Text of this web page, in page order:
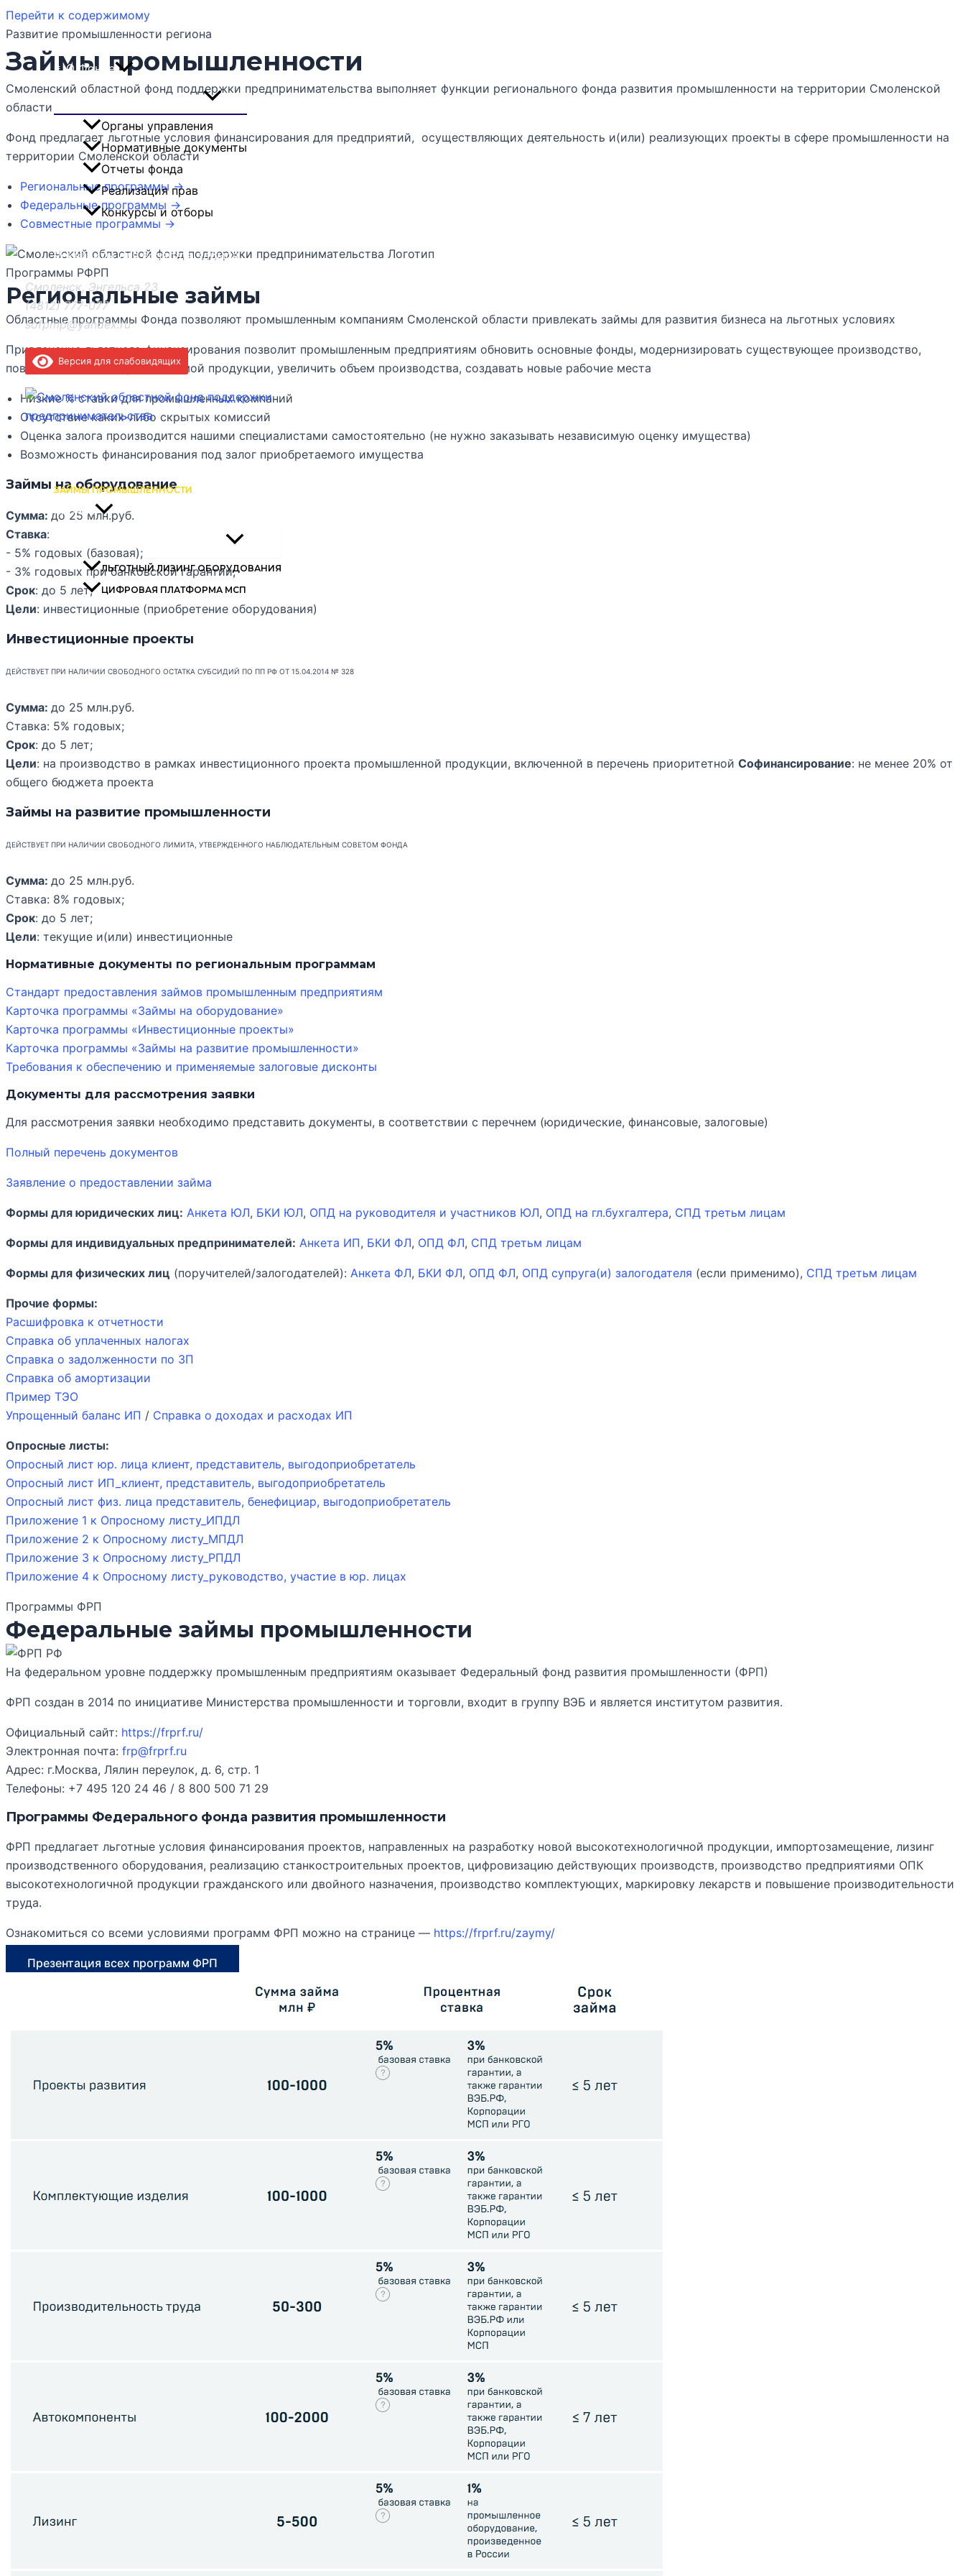
Перейти к содержимому
≡ О Фонде
Переключатель меню
Органы управления
Нормативные документы
Отчеты фонда
Реализация прав
Конкурсы и отборы
Новости
Реквизиты для возврата займов
Смоленск, Энгельса 23
(4812) 777-077
sofpmp@yandex.ru
Версия для слабовидящих
МИКРОЗАЙМЫ
ЗАЙМЫ ПРОМЫШЛЕННОСТИ
ПРОЧИЕ
ЛЬГОТНЫЙ ЛИЗИНГ ОБОРУДОВАНИЯ
ЦИФРОВАЯ ПЛАТФОРМА МСП
Развитие промышленности региона
Займы промышленности
Смоленский областной фонд поддержки предпринимательства выполняет функции регионального фонда развития промышленности на территории Смоленской
области
Фонд предлагает льготные условия финансирования для предприятий, осуществляющих деятельность и(или) реализующих проекты в сфере промышленности на
территории Смоленской области
Региональные программы →
Федеральные программы →
Совместные программы →
Программы РФРП
Региональные займы
Областные программы Фонда позволяют промышленным компаниям Смоленской области привлекать займы для развития бизнеса на льготных условиях
Привлечение льготного финансирования позволит промышленным предприятиям обновить основные фонды, модернизировать существующее производство,
повысить качество производимой продукции, увеличить объем производства, создавать новые рабочие места
Низкие % ставки для промышленных компаний
Отсутствие каких-либо скрытых комиссий
Оценка залога производится нашими специалистами самостоятельно (не нужно заказывать независимую оценку имущества)
Возможность финансирования под залог приобретаемого имущества
Займы на оборудование
Сумма: до 25 млн.руб.
Ставка:
- 5% годовых (базовая);
- 3% годовых при банковской гарантии;
Срок: до 5 лет;
Цели: инвестиционные (приобретение оборудования)
Инвестиционные проекты
ДЕЙСТВУЕТ ПРИ НАЛИЧИИ СВОБОДНОГО ОСТАТКА СУБСИДИЙ ПО ПП РФ ОТ 15.04.2014 № 328
Сумма: до 25 млн.руб.
Ставка: 5% годовых;
Срок: до 5 лет;
Цели: на производство в рамках инвестиционного проекта промышленной продукции, включенной в перечень приоритетной Софинансирование: не менее 20% от
общего бюджета проекта
Займы на развитие промышленности
ДЕЙСТВУЕТ ПРИ НАЛИЧИИ СВОБОДНОГО ЛИМИТА, УТВЕРЖДЕННОГО НАБЛЮДАТЕЛЬНЫМ СОВЕТОМ ФОНДА
Сумма: до 25 млн.руб.
Ставка: 8% годовых;
Срок: до 5 лет;
Цели: текущие и(или) инвестиционные
Нормативные документы по региональным программам
Стандарт предоставления займов промышленным предприятиям
Карточка программы «Займы на оборудование»
Карточка программы «Инвестиционные проекты»
Карточка программы «Займы на развитие промышленности»
Требования к обеспечению и применяемые залоговые дисконты
Документы для рассмотрения заявки
Для рассмотрения заявки необходимо представить документы, в соответствии с перечнем (юридические, финансовые, залоговые)
Полный перечень документов
Заявление о предоставлении займа
Формы для юридических лиц: Анкета ЮЛ, БКИ ЮЛ, ОПД на руководителя и участников ЮЛ, ОПД на гл.бухгалтера, СПД третьм лицам
Формы для индивидуальных предпринимателей: Анкета ИП, БКИ ФЛ, ОПД ФЛ, СПД третьм лицам
Формы для физических лиц (поручителей/залогодателей): Анкета ФЛ, БКИ ФЛ, ОПД ФЛ, ОПД супруга(и) залогодателя (если применимо), СПД третьм лицам
Прочие формы:
Расшифровка к отчетности
Справка об уплаченных налогах
Справка о задолженности по ЗП
Справка об амортизации
Пример ТЭО
Упрощенный баланс ИП / Справка о доходах и расходах ИП
Опросные листы:
Опросный лист юр. лица клиент, представитель, выгодоприобретатель
Опросный лист ИП_клиент, представитель, выгодоприобретатель
Опросный лист физ. лица представитель, бенефициар, выгодоприобретатель
Приложение 1 к Опросному листу_ИПДЛ
Приложение 2 к Опросному листу_МПДЛ
Приложение 3 к Опросному листу_РПДЛ
Приложение 4 к Опросному листу_руководство, участие в юр. лицах
Программы ФРП
Федеральные займы промышленности
На федеральном уровне поддержку промышленным предприятиям оказывает Федеральный фонд развития промышленности (ФРП)
ФРП создан в 2014 по инициативе Министерства промышленности и торговли, входит в группу ВЭБ и является институтом развития.
Официальный сайт: https://frprf.ru/
Электронная почта: frp@frprf.ru
Адрес: г.Москва, Лялин переулок, д. 6, стр. 1
Телефоны: +7 495 120 24 46 / 8 800 500 71 29
Программы Федерального фонда развития промышленности
ФРП предлагает льготные условия финансирования проектов, направленных на разработку новой высокотехнологичной продукции, импортозамещение, лизинг
производственного оборудования, реализацию станкостроительных проектов, цифровизацию действующих производств, производство предприятиями ОПК
высокотехнологичной продукции гражданского или двойного назначения, производство комплектующих, маркировку лекарств и повышение производительности
труда.
Ознакомиться со всеми условиями программ ФРП можно на странице — https://frprf.ru/zaymy/
Презентация всех программ ФРП